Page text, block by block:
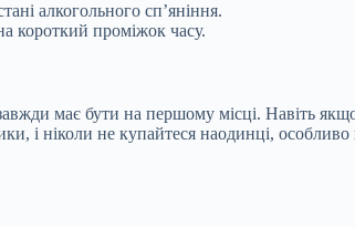
алкогольного сп’яніння.
короткий проміжок часу.
має бути на першому місці. Навіть
і ніколи не купайтеся наодинці,